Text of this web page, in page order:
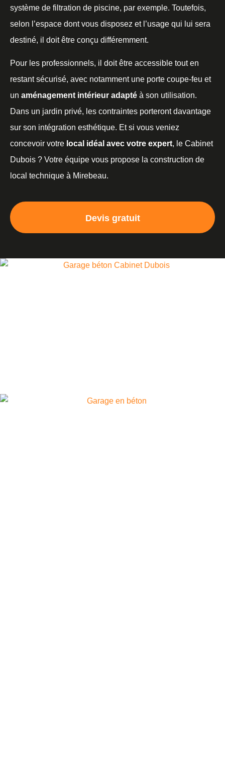
système de filtration de piscine, par exemple. Toutefois,
selon l’espace dont vous disposez et l’usage qui lui sera
destiné, il doit être conçu différemment.
Pour les professionnels, il doit être accessible tout en
restant sécurisé, avec notamment une porte coupe-feu et
un aménagement intérieur adapté à son utilisation.
Dans un jardin privé, les contraintes porteront davantage
sur son intégration esthétique. Et si vous veniez
concevoir votre local idéal avec votre expert, le Cabinet
Dubois ? Votre équipe vous propose la construction de
local technique à Mirebeau.
Devis gratuit